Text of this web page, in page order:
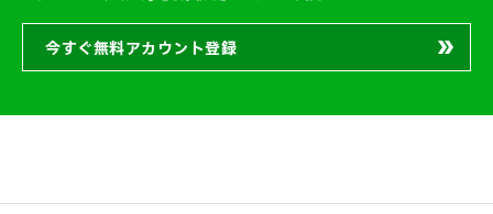
今すぐ無料アカウント登録